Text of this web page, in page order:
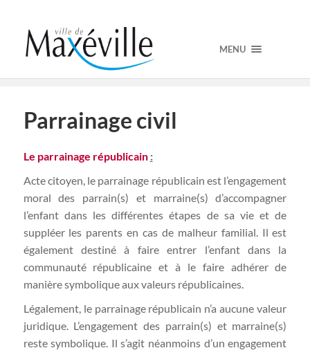
MENU
Parrainage civil
Le parrainage républicain :
Acte citoyen, le parrainage républicain est l’engagement
moral des parrain(s) et marraine(s) d’accompagner
l’enfant dans les différentes étapes de sa vie et de
suppléer les parents en cas de malheur familial. Il est
également destiné à faire entrer l’enfant dans la
communauté républicaine et à le faire adhérer de
manière symbolique aux valeurs républicaines.
Légalement, le parrainage républicain n’a aucune valeur
juridique. L’engagement des parrain(s) et marraine(s)
reste symbolique. Il s’agit néanmoins d’un engagement